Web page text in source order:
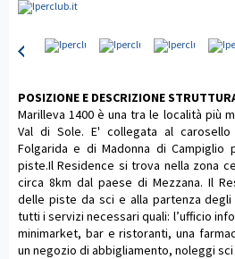
POSIZIONE E DESCRIZIONE
Marilleva 1400 è una tra le località più
Val di Sole. E' collegata al
Folgarida e di Madonna di
piste.Il Residence si trova nella zona
circa 8km dal paese di Mezzana. Il
delle piste da sci e alla partenza
tutti i servizi necessari quali: l’ufficio
minimarket, bar e ristoranti, una
un negozio di abbigliamento, noleggi sci